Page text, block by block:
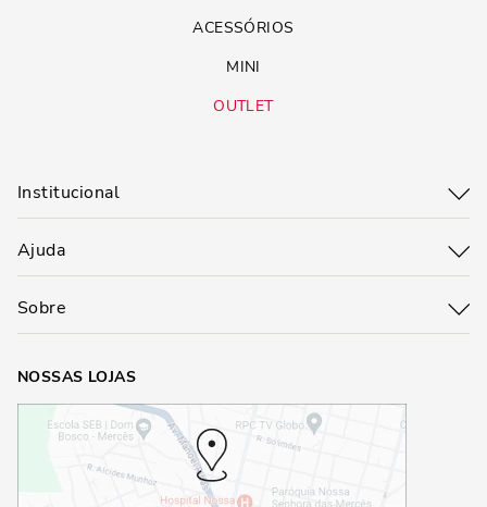
ACESSÓRIOS
MINI
OUTLET
Institucional
Ajuda
Sobre
NOSSAS LOJAS